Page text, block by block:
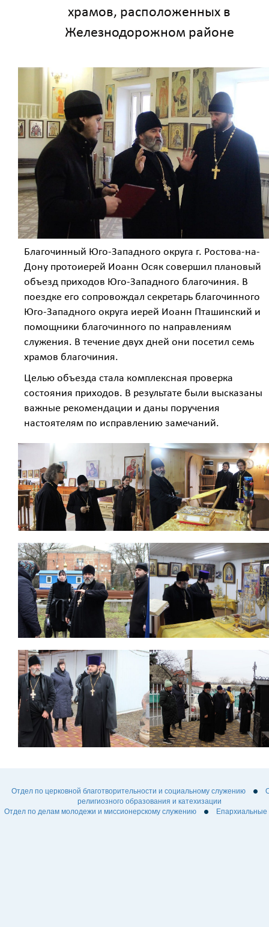
храмов, расположенных в
Железнодорожном районе
Благочинный Юго-Западного округа г. Ростова-на-
Дону протоиерей Иоанн Осяк совершил плановый
объезд приходов Юго-Западного благочиния. В
поездке его сопровождал секретарь благочинного
Юго-Западного округа иерей Иоанн Пташинский и
помощники благочинного по направлениям
служения. В течение двух дней они посетил семь
храмов благочиния.
Целью объезда стала комплексная проверка
состояния приходов. В результате были высказаны
важные рекомендации и даны поручения
настоятелям по исправлению замечаний.
Отдел по церковной благотворительности и социальному служению
религиозного образования и катехизации
Отдел по делам молодежи и миссионерскому служению
Епархиальные